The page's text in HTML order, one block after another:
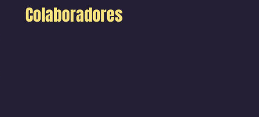
Colaboradores